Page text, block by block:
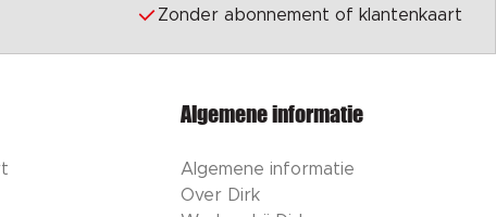
Zonder abonnement of klantenkaart
Algemene informatie
Algemene informatie
Over Dirk